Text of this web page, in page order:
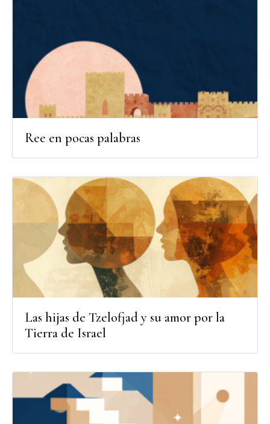
Ree en pocas palabras
Las hijas de Tzelofjad y su amor por la
Tierra de Israel